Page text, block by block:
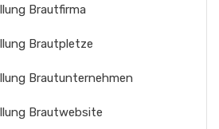
Brautfirma
Brautpletze
Brautunternehmen
Brautwebsite